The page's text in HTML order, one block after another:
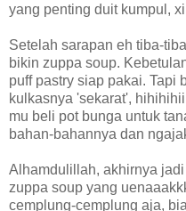
yang penting duit kumpul,
Setelah sarapan eh tiba-
bikin zuppa soup.
puff pastry siap pakai. Tapi
kulkasnya 'sekarat',
mu beli pot bunga untuk
bahan-bahannya dan
Alhamdulillah, akhirnya
zuppa soup yang
cemplung-cemplung aja,